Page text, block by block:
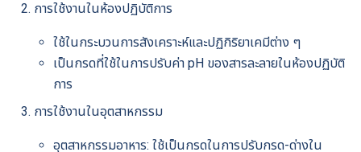
การใช้งานในห้องปฏิบัติการ
ใช้ในกระบวนการสังเคราะห์และปฏิกิริยาเคมีต่าง ๆ
เป็นกรดที่ใช้ในการปรับค่า pH ของสารละลายในห้องปฏิบัติ
การ
การใช้งานในอุตสาหกรรม
อุตสาหกรรมอาหาร: ใช้เป็นกรดในการปรับกรด-ด่างใน